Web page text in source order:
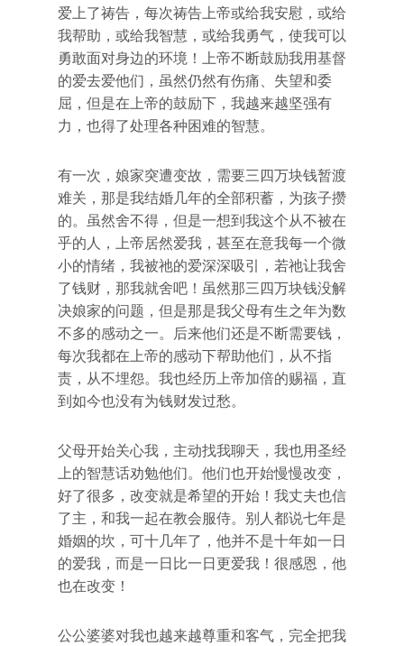
爱上了祷告，每次祷告上帝或给我安慰，或给
我帮助，或给我智慧，或给我勇气，使我可以
勇敢面对身边的环境！上帝不断鼓励我用基督
的爱去爱他们，虽然仍然有伤痛、失望和委
屈，但是在上帝的鼓励下，我越来越坚强有
力，也得了处理各种困难的智慧。
有一次，娘家突遭变故，需要三四万块钱暂渡
难关，那是我结婚几年的全部积蓄，为孩子攒
的。虽然舍不得，但是一想到我这个从不被在
乎的人，上帝居然爱我，甚至在意我每一个微
小的情绪，我被祂的爱深深吸引，若祂让我舍
了钱财，那我就舍吧！虽然那三四万块钱没解
决娘家的问题，但是那是我父母有生之年为数
不多的感动之一。后来他们还是不断需要钱，
每次我都在上帝的感动下帮助他们，从不指
责，从不埋怨。我也经历上帝加倍的赐福，直
到如今也没有为钱财发过愁。
父母开始关心我，主动找我聊天，我也用圣经
上的智慧话劝勉他们。他们也开始慢慢改变，
好了很多，改变就是希望的开始！我丈夫也信
了主，和我一起在教会服侍。别人都说七年是
婚姻的坎，可十几年了，他并不是十年如一日
的爱我，而是一日比一日更爱我！很感恩，他
也在改变！
公公婆婆对我也越来越尊重和客气，完全把我